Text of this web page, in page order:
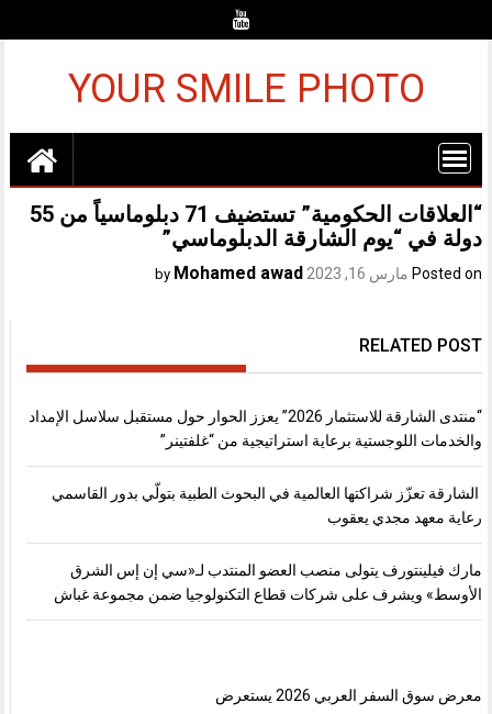
YOUR SMILE PHOTO
“العلاقات الحكومية” تستضيف 71 دبلوماسياً من 55
دولة في “يوم الشارقة الدبلوماسي”
Posted on مارس 16, 2023 Mohamed awad
RELATED POST
“منتدى الشارقة للاستثمار 2026” يعزز الحوار حول مستقبل سلاسل الإمداد
والخدمات اللوجستية برعاية استراتيجية من “غلفتينر”
الشارقة تعزّز شراكتها العالمية في البحوث الطبية بتولّي بدور القاسمي
رعاية معهد مجدي يعقوب
مارك فيلينتورف يتولى منصب العضو المنتدب لـ«سي إن إس الشرق
الأوسط» ويشرف على شركات قطاع التكنولوجيا ضمن مجموعة غباش
معرض سوق السفر العربي 2026 يستعرض